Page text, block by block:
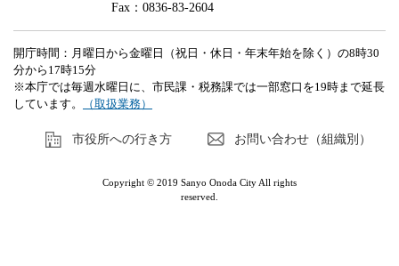
Fax：0836-83-2604
開庁時間：月曜日から金曜日（祝日・休日・年末年始を除く）の8時30
分から17時15分
※本庁では毎週水曜日に、市民課・税務課では一部窓口を19時まで延長
しています。
（取扱業務）
市役所への行き方 お問い合わせ（組織別）
Copyright © 2019 Sanyo Onoda City All rights
reserved.